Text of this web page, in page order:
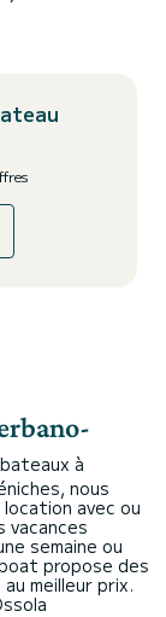
à
nous
avec ou
vacances
semaine ou
propose des
meilleur prix.